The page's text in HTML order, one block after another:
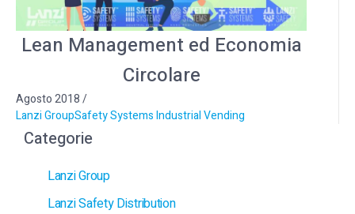
Lean Management ed Economia
Circolare
Agosto 2018/
Lanzi GroupSafety Systems Industrial Vending
Categorie
Lanzi Group
Lanzi Safety Distribution